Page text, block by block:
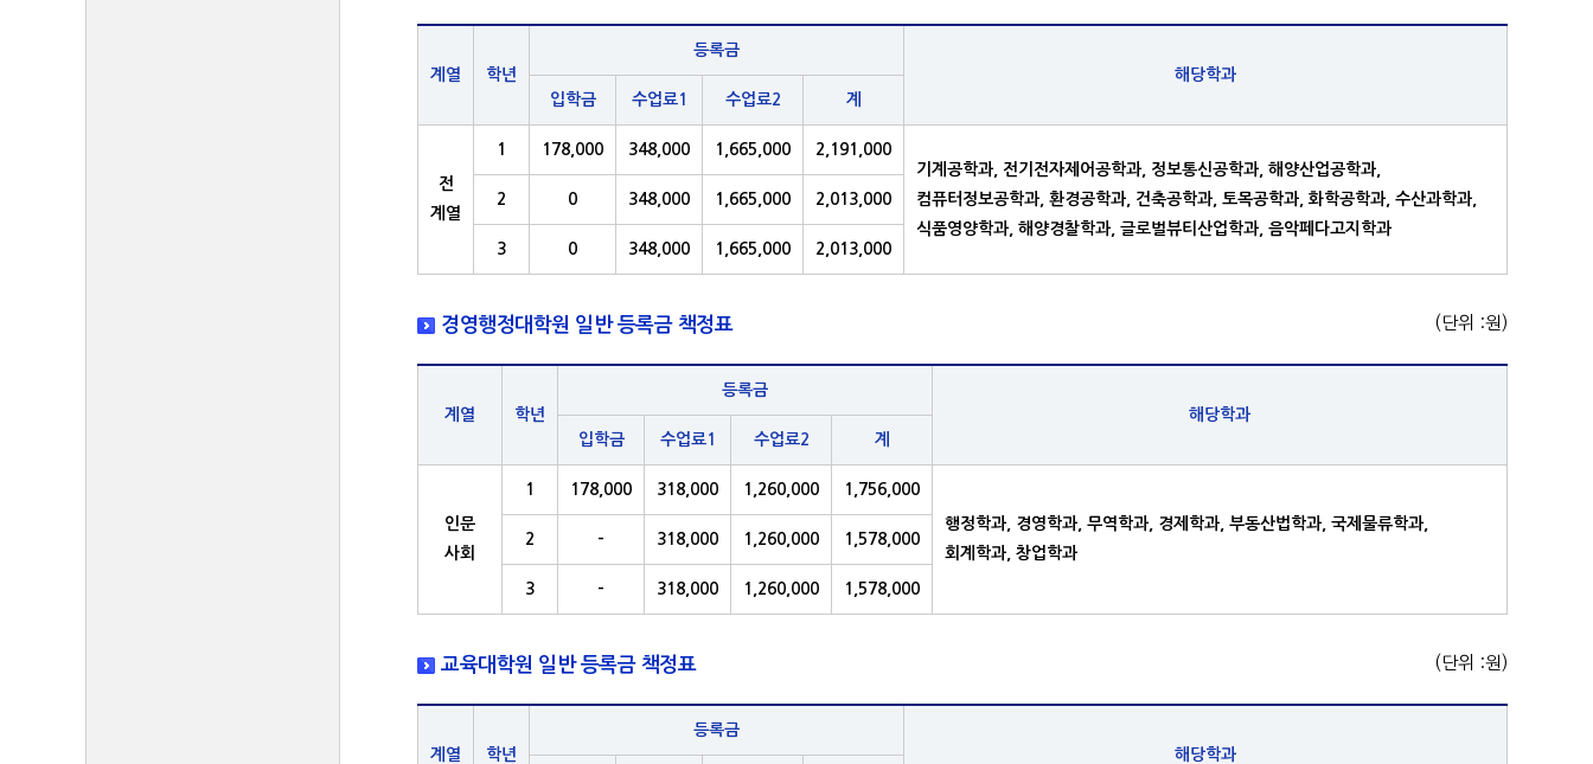
계열 학년
등록금
해당학과
입학금
수업료1 수업료2 계
전
계열
1 178,000 348,000 1,665,000
2,191,000
기계공학과, 전기전자제어공학과, 정보통신공학과, 해양산업공학과,
컴퓨터정보공학과, 환경공학과, 건축공학과, 토목공학과, 화학공학과, 수산과학과,
식품영양학과, 해양경찰학과, 글로벌뷰티산업학과, 음악페다고지학과
2 0 348,000 1,665,000 2,013,000
3 0 348,000 1,665,000 2,013,000
경영행정대학원 일반 등록금 책정표 (단위 :원)
계열 학년
등록금
해당학과
입학금
수업료1 수업료2 계
인문
사회
1 178,000 318,000 1,260,000 1,756,000
행정학과, 경영학과, 무역학과, 경제학과, 부동산법학과, 국제물류학과,
회계학과, 창업학과
2 - 318,000 1,260,000 1,578,000
3 - 318,000 1,260,000 1,578,000
교육대학원 일반 등록금 책정표 (단위 :원)
계열 학년
등록금
해당학과